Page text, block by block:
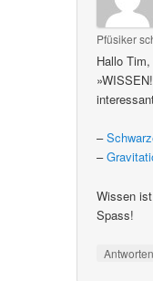
Pfüsiker
Hallo
–
–
Wissen
Spass!
Antworten